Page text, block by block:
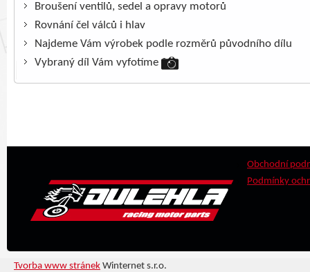
Broušení ventilů, sedel a opravy motorů
Rovnání čel válců i hlav
Najdeme Vám výrobek podle rozměrů původního dílu
Vybraný díl Vám vyfotíme
Obchodní
Podmínky
Tvorba www stránek Winternet s.r.o.